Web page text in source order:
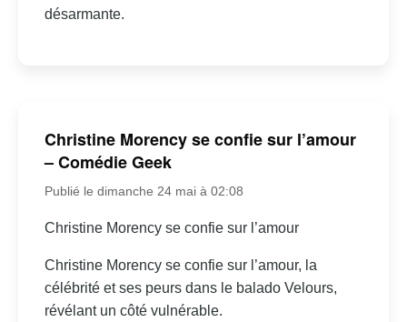
désarmante.
Christine Morency se confie sur l’amour
– Comédie Geek
Publié le dimanche 24 mai à 02:08
Christine Morency se confie sur l’amour
Christine Morency se confie sur l’amour, la
célébrité et ses peurs dans le balado Velours,
révélant un côté vulnérable.